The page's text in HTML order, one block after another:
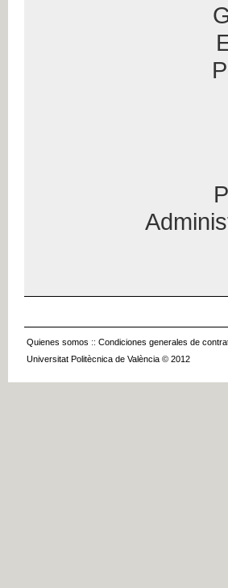
Quienes somos :: Condiciones generales de
Universitat Politècnica de València © 2012